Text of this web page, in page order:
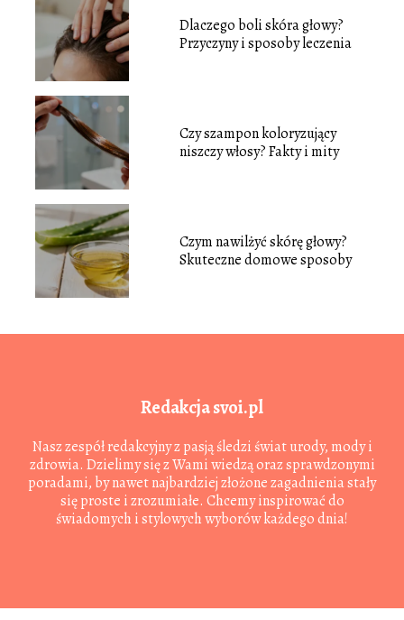
Dlaczego boli skóra głowy?
Przyczyny i sposoby leczenia
Czy szampon koloryzujący
niszczy włosy? Fakty i mity
Czym nawilżyć skórę głowy?
Skuteczne domowe sposoby
Redakcja svoi.pl
Nasz zespół redakcyjny z pasją śledzi świat urody, mody i
zdrowia. Dzielimy się z Wami wiedzą oraz sprawdzonymi
poradami, by nawet najbardziej złożone zagadnienia stały
się proste i zrozumiałe. Chcemy inspirować do
świadomych i stylowych wyborów każdego dnia!